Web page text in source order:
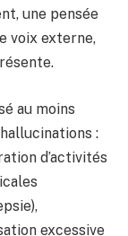
une pensée
voix externe,
au moins
:
d’activités
excessive